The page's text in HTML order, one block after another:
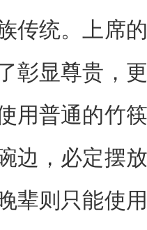
传统。上席
彰显尊贵，
用普通的竹
边，必定摆
辈则只能使